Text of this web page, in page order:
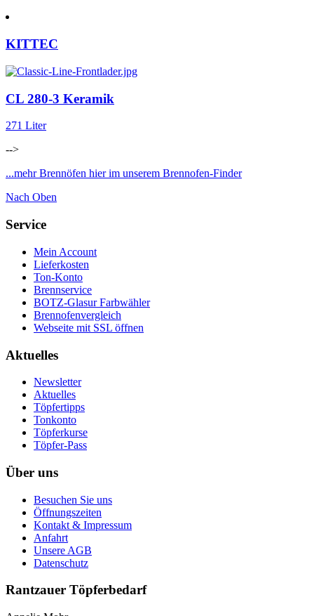
KITTEC
CL 280-3 Keramik
271 Liter
-->
...mehr Brennöfen hier im unserem Brennofen-Finder
Nach Oben
Service
Mein Account
Lieferkosten
Ton-Konto
Brennservice
BOTZ-Glasur Farbwähler
Brennofenvergleich
Webseite mit SSL öffnen
Aktuelles
Newsletter
Aktuelles
Töpfertipps
Tonkonto
Töpferkurse
Töpfer-Pass
Über uns
Besuchen Sie uns
Öffnungszeiten
Kontakt & Impressum
Anfahrt
Unsere AGB
Datenschutz
Rantzauer Töpferbedarf